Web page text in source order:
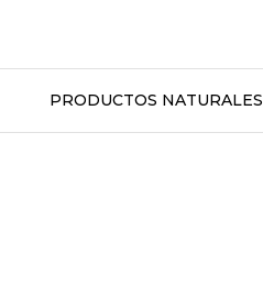
PRODUCTOS NATURALES